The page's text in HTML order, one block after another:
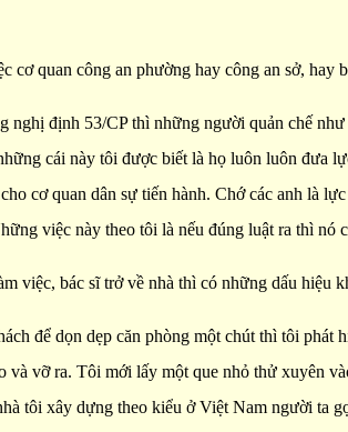
cơ quan công an phường hay công an sở,
nghị định 53/CP thì những người quản chế
cái này tôi được biết là họ luôn luôn
cơ quan dân sự tiến hành. Chớ các anh là
việc này theo tôi là nếu đúng luật ra thì
việc, bác sĩ trở về nhà thì có những dấu hiệu
để dọn dẹp căn phòng một chút thì tôi
và vỡ ra. Tôi mới lấy một que nhỏ thử xuyên
tôi xây dựng theo kiểu ở Việt Nam người ta